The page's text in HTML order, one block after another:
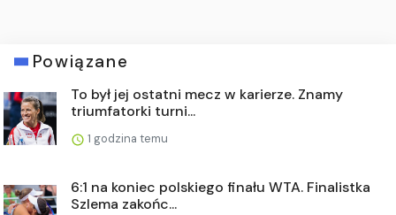
Powiązane
To był jej ostatni mecz w karierze. Znamy
triumfatorki turni...
1 godzina temu
6:1 na koniec polskiego finału WTA. Finalistka
Szlema zakońc...